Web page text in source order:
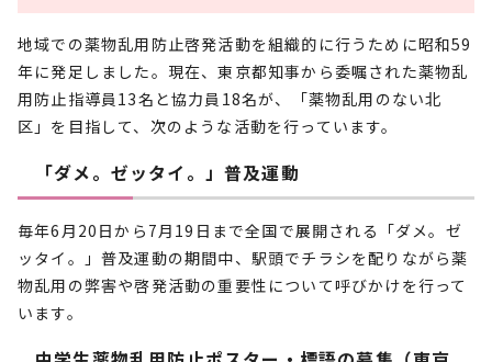
地域での薬物乱用防止啓発活動を組織的に行うために昭和59
年に発足しました。現在、東京都知事から委嘱された薬物乱
用防止指導員13名と協力員18名が、「薬物乱用のない北
区」を目指して、次のような活動を行っています。
「ダメ。ゼッタイ。」普及運動
毎年6月20日から7月19日まで全国で展開される「ダメ。ゼ
ッタイ。」普及運動の期間中、駅頭でチラシを配りながら薬
物乱用の弊害や啓発活動の重要性について呼びかけを行って
います。